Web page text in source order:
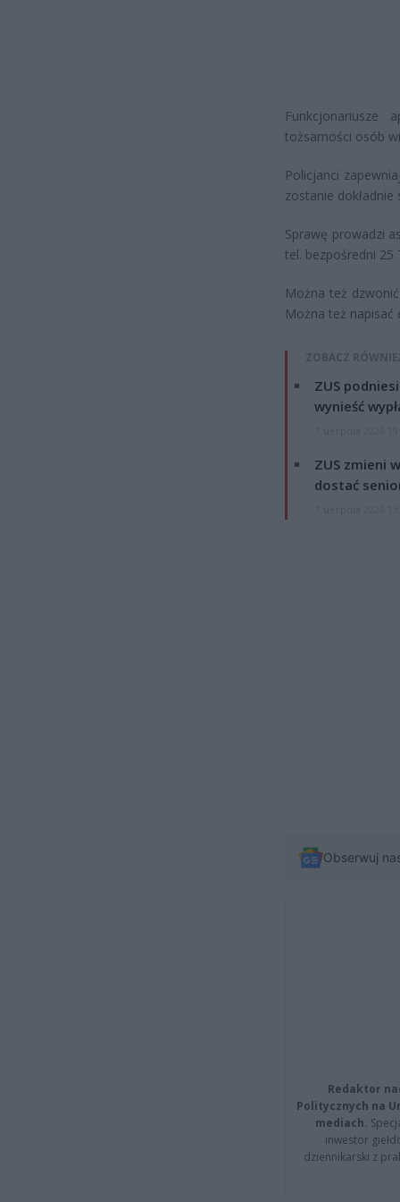
tożsamości osób
Policjanci
zostanie dokładnie
Sprawę prowadzi
tel. bezpośredni 25
Można też
Można też napisać
ZOBACZ
ZUS
wynieść
ZUS zmieni
dostać
Obserwuj
Redaktor
Politycznych na
mediach.
inwestor
dziennikarski z